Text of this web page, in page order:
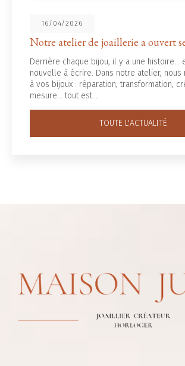
16/04/2026
atelier de joaillerie a ouvert ses portes
chaque bijou, il y a une histoire... et
à écrire. Dans notre atelier, nous
vos bijoux : réparation, transformation, création
tout est…
TOUTE L'ACTUALITÉ